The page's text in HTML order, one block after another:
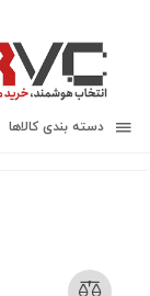
دسته بندی کالاها